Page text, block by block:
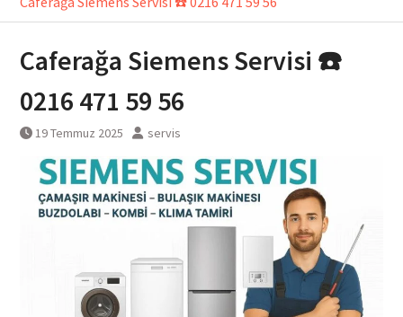
Caferağa Siemens Servisi ☎️
0216 471 59 56
19 Temmuz 2025 servis